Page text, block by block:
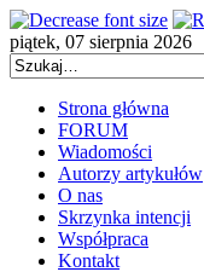
piątek, 07 sierpnia 2026
Strona główna
FORUM
Wiadomości
Autorzy artykułów
O nas
Skrzynka intencji
Współpraca
Kontakt